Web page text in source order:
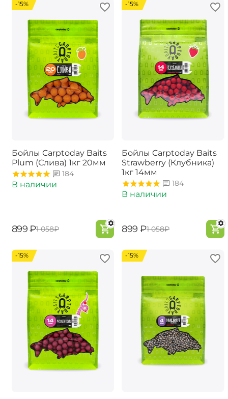
-15%
Бойлы Carptoday Baits
Plum (Слива) 1кг 20мм
184
В наличии
‍899‍ ₽‍1 058‍₽
-15%
Бойлы Carptoday Baits
Strawberry (Клубника)
1кг 14мм
184
В наличии
‍899‍ ₽‍1 058‍₽
-15% -15%